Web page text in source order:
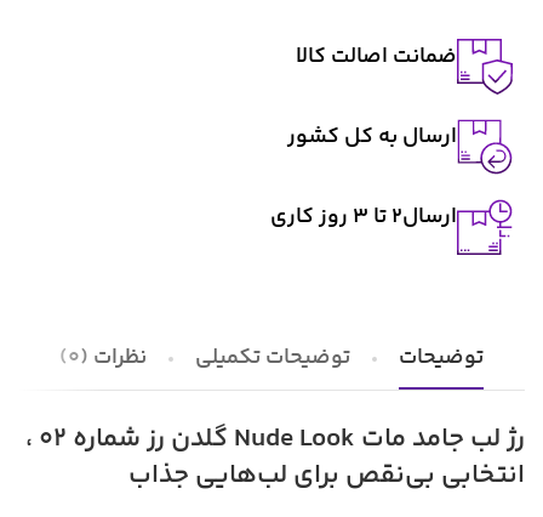
ضمانت اصالت کالا
ارسال به کل کشور
ارسال2 تا ۳ روز کاری
توضیحات توضیحات تکمیلی نظرات (0)
رژ لب جامد مات Nude Look گلدن رز شماره 02 ،
انتخابی بی‌نقص برای لب‌هایی جذاب